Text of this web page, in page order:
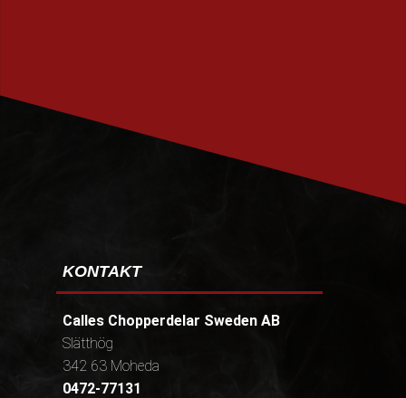
KONTAKT
Calles Chopperdelar Sweden AB
Slätthög
342 63 Moheda
0472-77131